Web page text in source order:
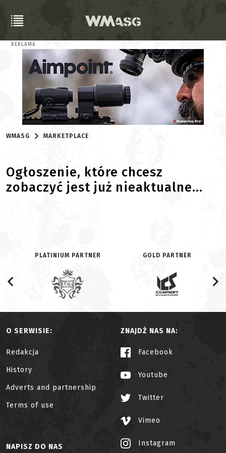
REKLAMA
WMASG MARKETPLACE
Ogłoszenie, które chcesz
zobaczyć jest już nieaktualne...
PLATINIUM PARTNER GOLD PARTNER
O SERWISIE:
Redakcja
History
Adverts and partnership
Terms of use
ZNAJDŹ NAS NA:
Facebook
Youtube
Twitter
Vimeo
Instagram
NAPISZ DO NAS